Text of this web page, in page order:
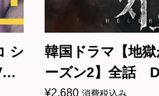
シ
韓国ドラマ【地
ーズン2】全話
¥2,680 消費税込み